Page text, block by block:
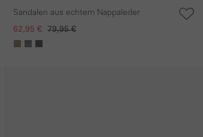
Sandalen aus echtem Nappaleder
62,95 € 79,95 €